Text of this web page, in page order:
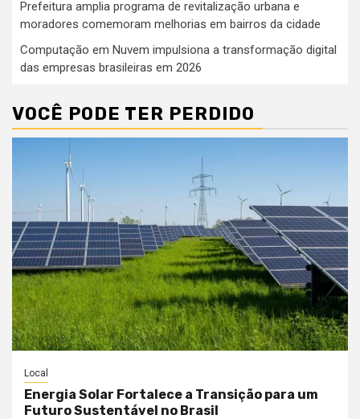
Prefeitura amplia programa de revitalização urbana e
moradores comemoram melhorias em bairros da cidade
Computação em Nuvem impulsiona a transformação digital
das empresas brasileiras em 2026
VOCÊ PODE TER PERDIDO
Local
Energia Solar Fortalece a Transição para um
Futuro Sustentável no Brasil